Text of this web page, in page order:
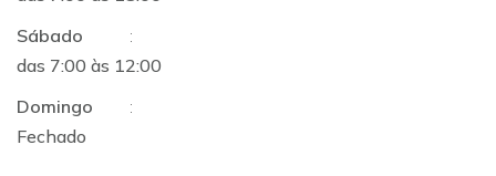
Sábado
:
das 7:00 às 12:00
Domingo
:
Fechado